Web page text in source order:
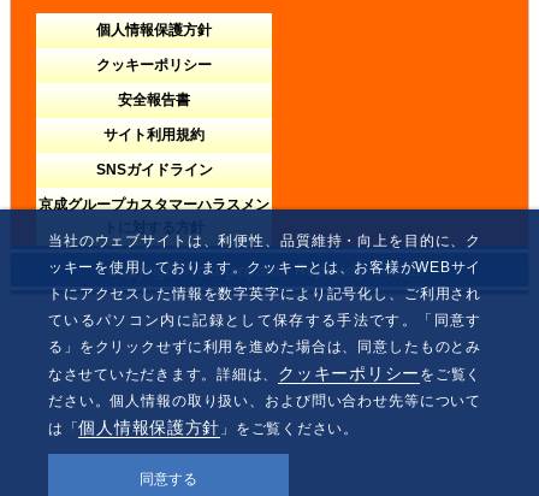
個人情報保護方針
クッキーポリシー
安全報告書
サイト利用規約
SNSガイドライン
京成グループカスタマーハラスメン
Copyright Nokogiriyama Ropeway Co.,Ltd.
当社のウェブサイトは、利便性、品質維持・向上を目的に、ク
ッキーを使用しております。クッキーとは、お客様がWEBサイ
トにアクセスした情報を数字英字により記号化し、ご利用され
ているパソコン内に記録として保存する手法です。「同意す
る」をクリックせずに利用を進めた場合は、同意したものとみ
なさせていただきます。詳細は、 クッキーポリシー をご覧く
ださい。個人情報の取り扱い、および問い合わせ先等について
は「個人情報保護方針 」をご覧ください。
同意する